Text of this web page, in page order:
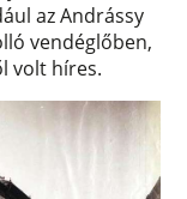
az Andrássy
vendéglőben,
volt híres.